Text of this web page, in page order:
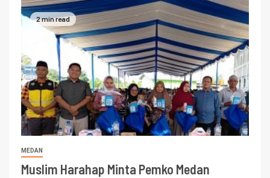
2 min read
MEDAN
Muslim Harahap Minta Pemko Medan